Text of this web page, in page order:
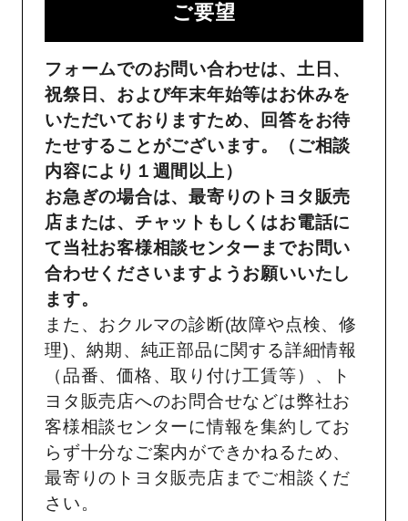
ご要望​
フォームでのお問い合わせは、土日、
祝祭日、および年末年始等はお休みを
いただいておりますため、回答をお待
たせすることがございます。（ご相談
内容により１週間以上）
お急ぎの場合は、最寄りのトヨタ販売
店または、チャットもしくはお電話に
て当社お客様相談センターまでお問い
合わせくださいますようお願いいたし
ます。
また、おクルマの診断(故障や点検、修
理)、納期、純正部品に関する詳細情報
（品番、価格、取り付け工賃等）、ト
ヨタ販売店へのお問合せなどは弊社お
客様相談センターに情報を集約してお
らず十分なご案内ができかねるため、
最寄りのトヨタ販売店までご相談くだ
さい。